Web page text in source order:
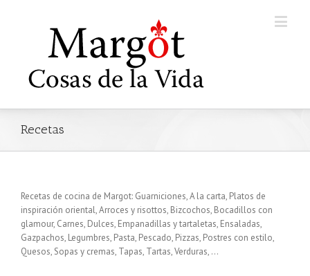
Recetas
Recetas de cocina de Margot: Guarniciones, A la carta, Platos de
inspiración oriental, Arroces y risottos, Bizcochos, Bocadillos con
glamour, Carnes, Dulces, Empanadillas y tartaletas, Ensaladas,
Gazpachos, Legumbres, Pasta, Pescado, Pizzas, Postres con estilo,
Quesos, Sopas y cremas, Tapas, Tartas, Verduras, …